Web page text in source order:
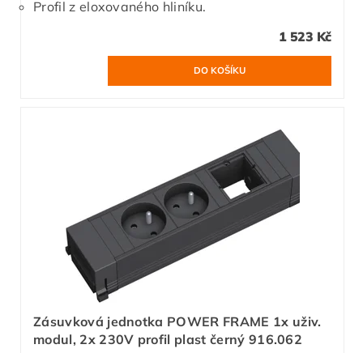
Profil z eloxovaného hliníku.
1 523 Kč
Zásuvková jednotka POWER FRAME 1x uživ.
modul, 2x 230V profil plast černý 916.062